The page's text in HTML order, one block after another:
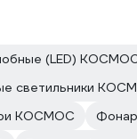
(LED)
светильники
КОСМОС